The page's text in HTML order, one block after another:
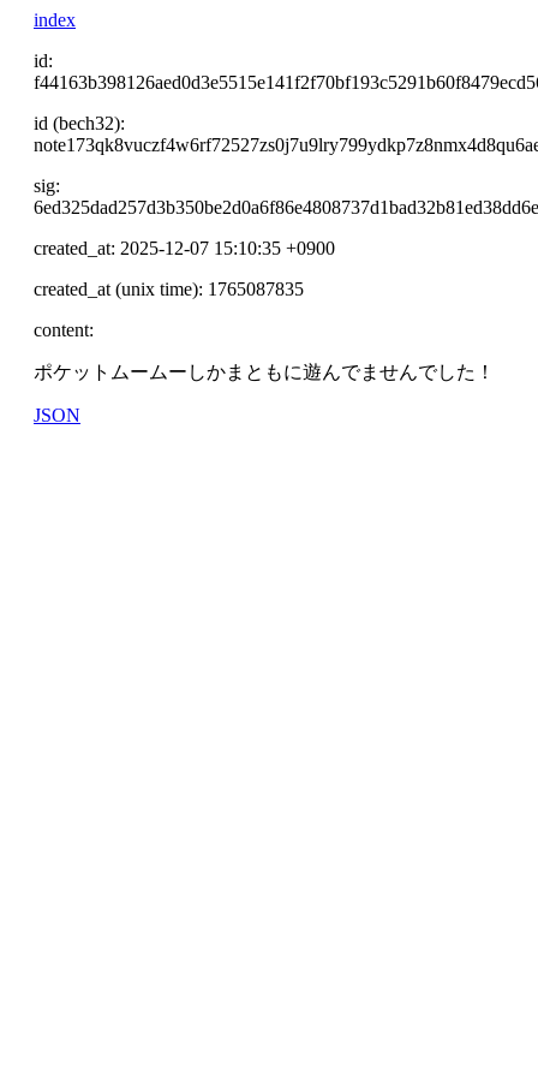
index
id:
id (bech32):
sig:
created_at: 2025-12-07 15:10:35 +0900
created_at (unix time): 1765087835
content:
ポケットムームーしかまともに遊んでませんでした！
JSON